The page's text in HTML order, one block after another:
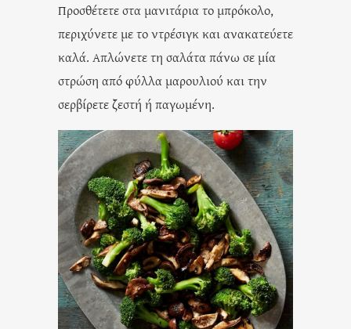
Προσθέτετε στα μανιτάρια το μπρόκολο,
περιχύνετε με το ντρέσιγκ και ανακατεύετε
καλά. Απλώνετε τη σαλάτα πάνω σε μία
στρώση από φύλλα μαρουλιού και την
σερβίρετε ζεστή ή παγωμένη.